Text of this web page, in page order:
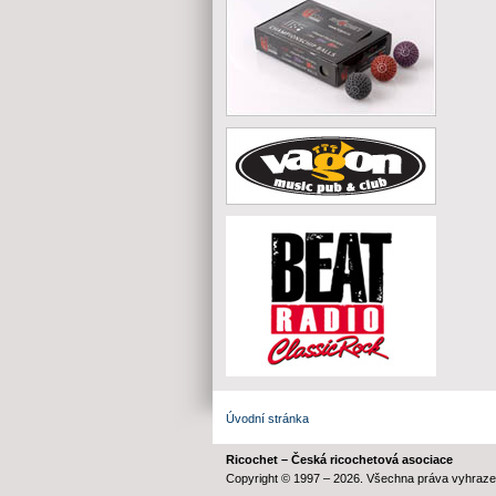
Úvodní stránka
Ricochet – Česká ricochetová asociace
Copyright © 1997 – 2026. Všechna práva